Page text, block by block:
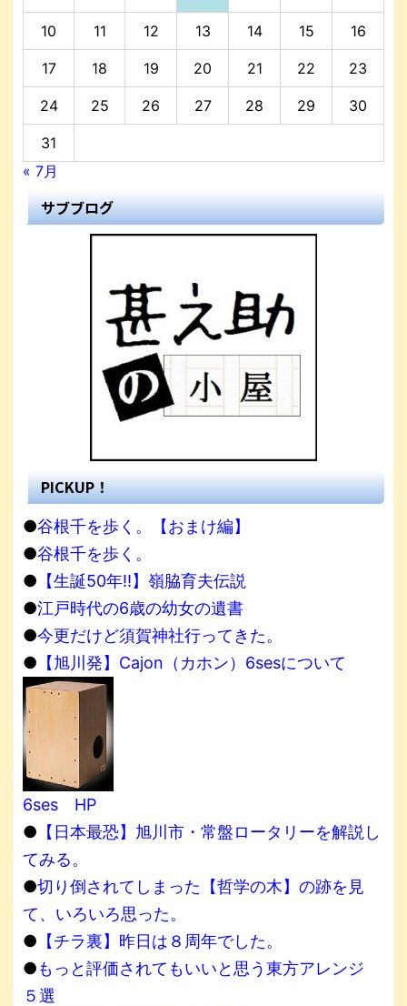
10 11 12 13 14 15 16
17 18 19 20 21 22 23
24 25 26 27 28 29 30
31
« 7月
サブブログ
PICKUP！
●谷根千を歩く。【おまけ編】
●谷根千を歩く。
● 【生誕50年!!】嶺脇育夫伝説
●江戸時代の6歳の幼女の遺書
●今更だけど須賀神社行ってきた。
● 【旭川発】Cajon（カホン）6sesについて
6ses HP
● 【日本最恐】旭川市・常盤ロータリーを解説し
てみる。
●切り倒されてしまった【哲学の木】の跡を見
て、いろいろ思った。
● 【チラ裏】昨日は８周年でした。
●もっと評価されてもいいと思う東方アレンジ
５選